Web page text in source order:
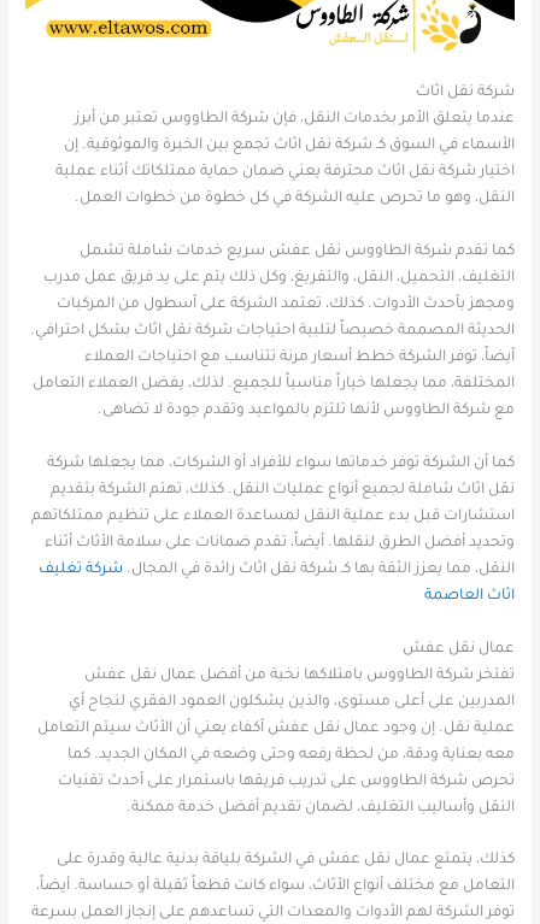
شركة نقل اثاث
عندما يتعلق الأمر بخدمات النقل، فإن شركة الطاووس تعتبر من أبرز
الأسماء في السوق كـ شركة نقل اثاث تجمع بين الخبرة والموثوقية. إن
اختيار شركة نقل اثاث محترفة يعني ضمان حماية ممتلكاتك أثناء عملية
النقل، وهو ما تحرص عليه الشركة في كل خطوة من خطوات العمل.
كما تقدم شركة الطاووس نقل عفش سريع خدمات شاملة تشمل
التغليف، التحميل، النقل، والتفريغ، وكل ذلك يتم على يد فريق عمل مدرب
ومجهز بأحدث الأدوات. كذلك، تعتمد الشركة على أسطول من المركبات
الحديثة المصممة خصيصاً لتلبية احتياجات شركة نقل اثاث بشكل احترافي.
أيضاً، توفر الشركة خطط أسعار مرنة تتناسب مع احتياجات العملاء
المختلفة، مما يجعلها خياراً مناسباً للجميع. لذلك، يفضل العملاء التعامل
مع شركة الطاووس لأنها تلتزم بالمواعيد وتقدم جودة لا تضاهى.
كما أن الشركة توفر خدماتها سواء للأفراد أو الشركات، مما يجعلها شركة
نقل اثاث شاملة لجميع أنواع عمليات النقل. كذلك، تهتم الشركة بتقديم
استشارات قبل بدء عملية النقل لمساعدة العملاء على تنظيم ممتلكاتهم
وتحديد أفضل الطرق لنقلها. أيضاً، تقدم ضمانات على سلامة الأثاث أثناء
النقل، مما يعزز الثقة بها كـ شركة نقل اثاث رائدة في المجال. شركة تغليف
اثاث العاصمة
عمال نقل عفش
تفتخر شركة الطاووس بامتلاكها نخبة من أفضل عمال نقل عفش
المدربين على أعلى مستوى، والذين يشكلون العمود الفقري لنجاح أي
عملية نقل. إن وجود عمال نقل عفش أكفاء يعني أن الأثاث سيتم التعامل
معه بعناية ودقة، من لحظة رفعه وحتى وضعه في المكان الجديد. كما
تحرص شركة الطاووس على تدريب فريقها باستمرار على أحدث تقنيات
النقل وأساليب التغليف، لضمان تقديم أفضل خدمة ممكنة.
كذلك، يتمتع عمال نقل عفش في الشركة بلياقة بدنية عالية وقدرة على
التعامل مع مختلف أنواع الأثاث، سواء كانت قطعاً ثقيلة أو حساسة. أيضاً،
توفر الشركة لهم الأدوات والمعدات التي تساعدهم على إنجاز العمل بسرعة